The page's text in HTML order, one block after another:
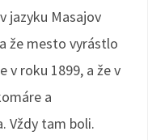
jazyku Masajov
že mesto vyrástlo
v roku 1899, a že v
a
Vždy tam boli.